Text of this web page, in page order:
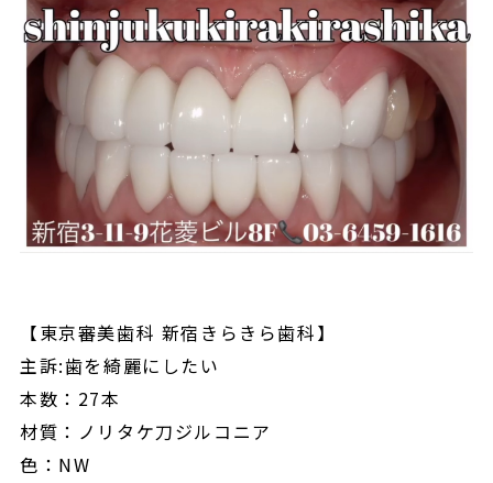
【東京審美歯科 新宿きらきら歯科】
主訴:歯を綺麗にしたい
本数：27本
材質：ノリタケ刀ジルコニア
色：NW